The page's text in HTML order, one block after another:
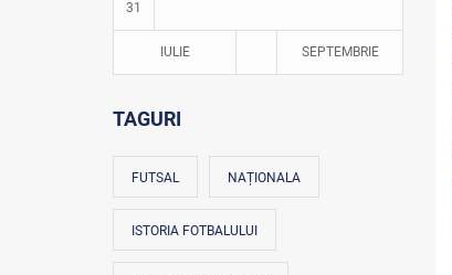
31
IULIE SEPTEMBRIE
TAGURI
FUTSAL NAȚIONALA
ISTORIA FOTBALULUI